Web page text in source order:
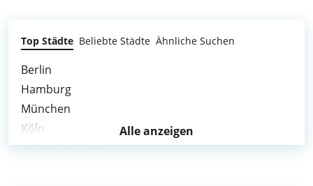
Top Städte Beliebte Städte Ähnliche Suchen
Berlin
Hamburg
München
Köln
Frankfurt am Main
Alle anzeigen